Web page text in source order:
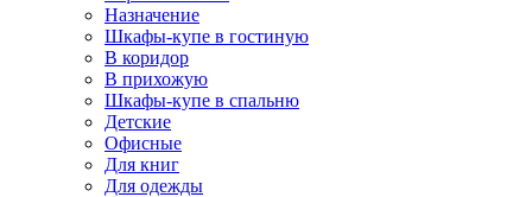
Назначение
Шкафы-купе в гостиную
В коридор
В прихожую
Шкафы-купе в спальню
Детские
Офисные
Для книг
Для одежды